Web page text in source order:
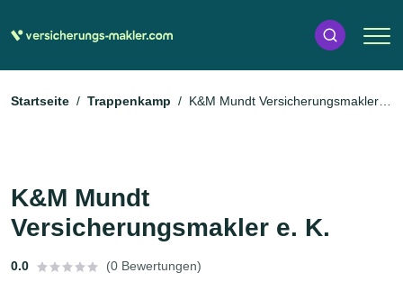
Startseite Trappenkamp
K&M Mundt Versicherungsmakler
K&M Mundt
Versicherungsmakler e. K.
0.0 (0 Bewertungen)